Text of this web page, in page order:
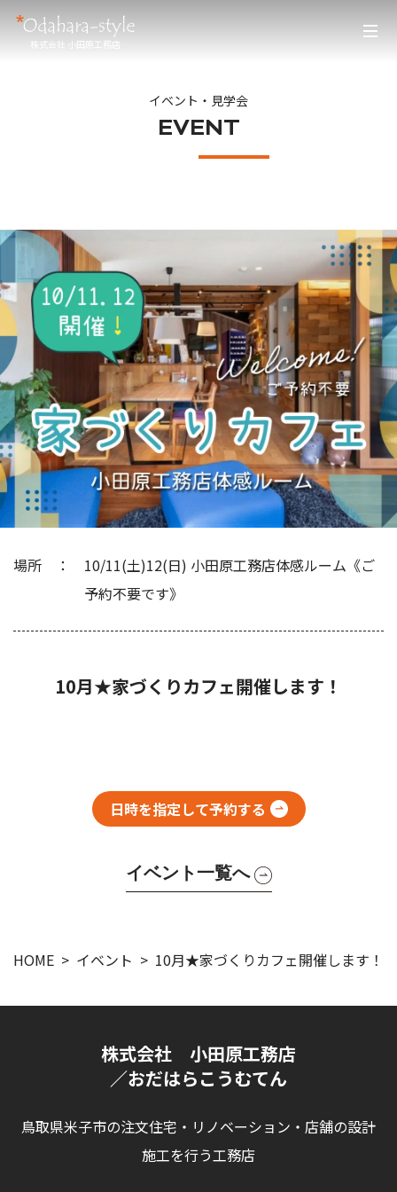
株式会社 小田原工務店
イベント・見学会
EVENT
場所
10/11(土)12(日) 小田原工務店体感ルーム《ご
予約不要です》
10月★家づくりカフェ開催します！
日時を指定して予約する
イベント一覧へ
HOME イベント 10月★家づくりカフェ開催します！
株式会社 小田原工務店
／おだはらこうむてん
鳥取県米子市の注文住宅・リノベーション・店舗の設計
施工を行う工務店